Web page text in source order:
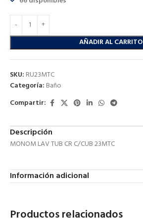
AÑADIR AL CARRITO
SKU: RU23MTC
Categoría: Baño
Compartir:
Descripción
MONOM LAV TUB CR C/CUB 23MTC
Información adicional
Productos relacionados